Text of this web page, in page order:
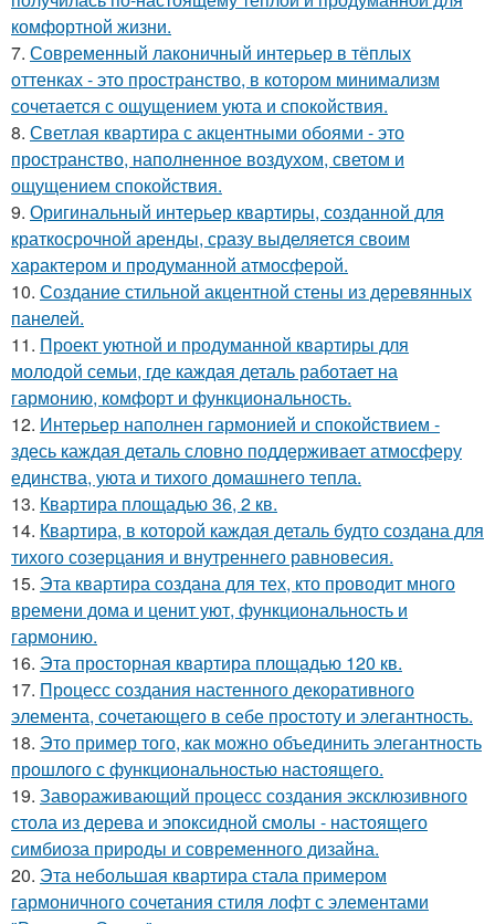
комфортной жизни.
7. Современный лаконичный интерьер в тёплых
оттенках - это пространство, в котором минимализм
сочетается с ощущением уюта и спокойствия.
8. Светлая квартира с акцентными обоями - это
пространство, наполненное воздухом, светом и
ощущением спокойствия.
9. Оригинальный интерьер квартиры, созданной для
краткосрочной аренды, сразу выделяется своим
характером и продуманной атмосферой.
10. Создание стильной акцентной стены из деревянных
панелей.
11. Проект уютной и продуманной квартиры для
молодой семьи, где каждая деталь работает на
гармонию, комфорт и функциональность.
12. Интерьер наполнен гармонией и спокойствием -
здесь каждая деталь словно поддерживает атмосферу
единства, уюта и тихого домашнего тепла.
13. Квартира площадью 36, 2 кв.
14. Квартира, в которой каждая деталь будто создана для
тихого созерцания и внутреннего равновесия.
15. Эта квартира создана для тех, кто проводит много
времени дома и ценит уют, функциональность и
гармонию.
16. Эта просторная квартира площадью 120 кв.
17. Процесс создания настенного декоративного
элемента, сочетающего в себе простоту и элегантность.
18. Это пример того, как можно объединить элегантность
прошлого с функциональностью настоящего.
19. Завораживающий процесс создания эксклюзивного
стола из дерева и эпоксидной смолы - настоящего
симбиоза природы и современного дизайна.
20. Эта небольшая квартира стала примером
гармоничного сочетания стиля лофт с элементами